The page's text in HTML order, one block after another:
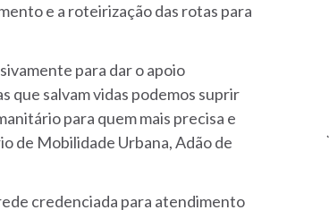
e a roteirização das rotas para
para dar o apoio
que salvam vidas podemos suprir
para quem mais precisa e
de Mobilidade Urbana, Adão de
credenciada para atendimento